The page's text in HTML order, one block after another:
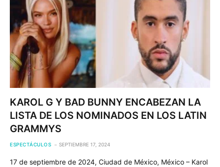
KAROL G Y BAD BUNNY ENCABEZAN LA
LISTA DE LOS NOMINADOS EN LOS LATIN
GRAMMYS
ESPECTÁCULOS SEPTIEMBRE 17, 2024
17 de septiembre de 2024, Ciudad de México, México – Karol